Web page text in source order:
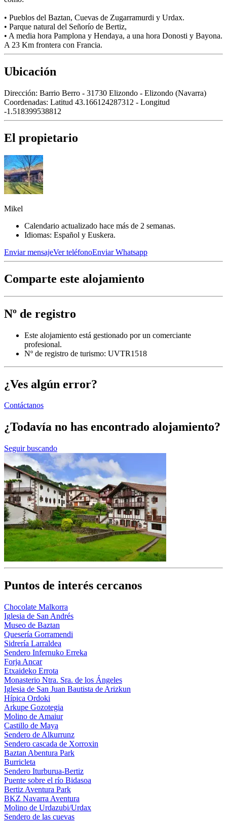
• Pueblos del Baztan, Cuevas de Zugarramurdi y Urdax.
• Parque natural del Señorío de Bertiz,
• A media hora Pamplona y Hendaya, a una hora Donosti y Bayona.
A 23 Km frontera con Francia.
Ubicación
Dirección: Barrio Berro - 31730 Elizondo - Elizondo (Navarra)
Coordenadas: Latitud 43.166124287312 - Longitud
-1.518399538812
El propietario
Mikel
Calendario actualizado hace más de 2 semanas.
Idiomas: Español y Euskera.
Enviar mensajeVer teléfonoEnviar Whatsapp
Comparte este alojamiento
Nº de registro
Este alojamiento está gestionado por un comerciante
profesional.
Nº de registro de turismo: UVTR1518
¿Ves algún error?
Contáctanos
¿Todavía no has encontrado alojamiento?
Seguir buscando
Puntos de interés cercanos
Chocolate Malkorra
Iglesia de San Andrés
Museo de Baztan
Quesería Gorramendi
Sidrería Larraldea
Sendero Infernuko Erreka
Forja Ancar
Etxaideko Errota
Monasterio Ntra. Sra. de los Ángeles
Iglesia de San Juan Bautista de Arizkun
Hípica Ordoki
Arkupe Gozotegia
Molino de Amaiur
Castillo de Maya
Sendero de Alkurrunz
Sendero cascada de Xorroxin
Baztan Abentura Park
Burricleta
Sendero Iturburua-Bertiz
Puente sobre el río Bidasoa
Bertiz Aventura Park
BKZ Navarra Aventura
Molino de Urdazubi/Urdax
Sendero de las cuevas